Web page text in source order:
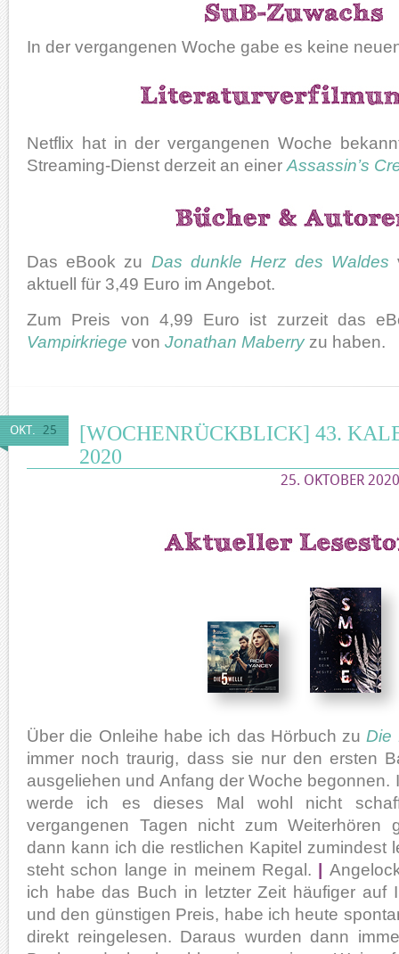
In der vergangenen Woche gabe es keine
Netflix hat in der vergangenen Woche
Streaming-Dienst derzeit an einer Assassin’s
Das eBook zu Das dunkle Herz des Waldes
aktuell für 3,49 Euro im Angebot.
Zum Preis von 4,99 Euro ist zurzeit das
Vampirkriege von Jonathan Maberryzu haben.
OKT. 25
[WOCHENRÜCKBLICK] 43.
2020
25. OKTOBER
Über die Onleihe habe ich das Hörbuch zu Die
immer noch traurig, dass sie nur den ersten
ausgeliehen und Anfang der Woche begonnen.
werde ich es dieses Mal wohl nicht
vergangenen Tagen nicht zum Weiterhören
dann kann ich die restlichen Kapitel zumindest
steht schon lange in meinem Regal. |
ich habe das Buch in letzter Zeit häufiger auf
und den günstigen Preis, habe ich heute
direkt reingelesen. Daraus wurden dann